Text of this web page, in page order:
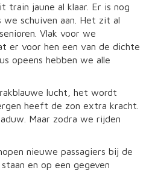
train jaune al klaar. Er is nog
schuiven aan. Het zit al
Vlak voor we
er voor hen een van de dichte
opeens hebben we alle
lucht, het wordt
heeft de zon extra kracht.
Maar zodra we rijden
nieuwe passagiers bij de
en op een gegeven